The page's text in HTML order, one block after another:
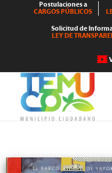
Postulaciones a
CARGOS PÚBLICOS
Solicitud de
LEY DE